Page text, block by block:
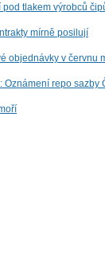
tlakem výrobců
mírně posilují
objednávky v červnu
Oznámení repo sazby